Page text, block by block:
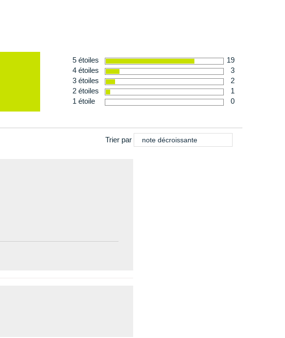
5 étoiles
19
4 étoiles
3
3 étoiles
2
2 étoiles
1
1 étoile
0
Trier par note décroissante